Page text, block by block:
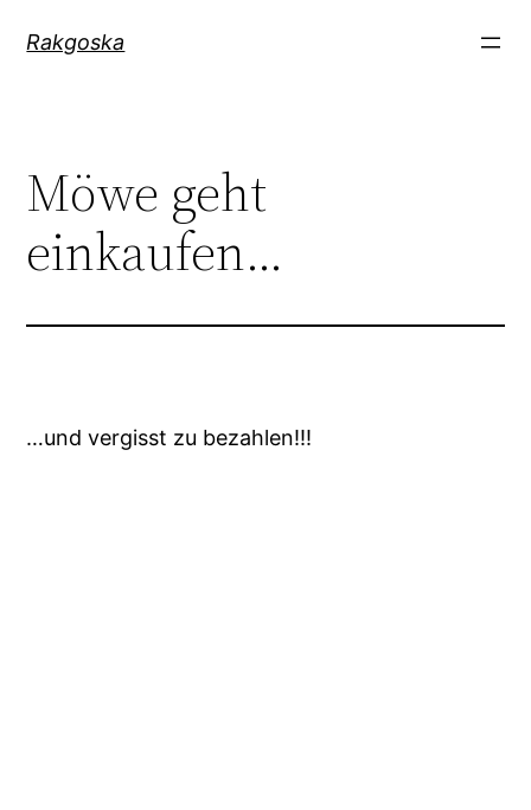
InhaltRakgoska
Möwe geht
einkaufen…
…und vergisst zu bezahlen!!!